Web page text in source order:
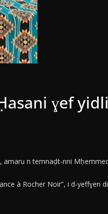
ɣef
amaru n temnaḍt-nni
à Rocher Noir”, i d-yeffɣen